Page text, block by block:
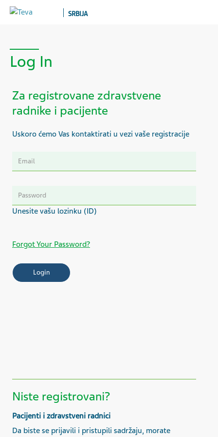
SRBIJA
Log In
Forgot Your Password?
Niste registrovani?
Pacijenti i zdravstveni radnici
Da biste se prijavili i pristupili sadržaju, morate